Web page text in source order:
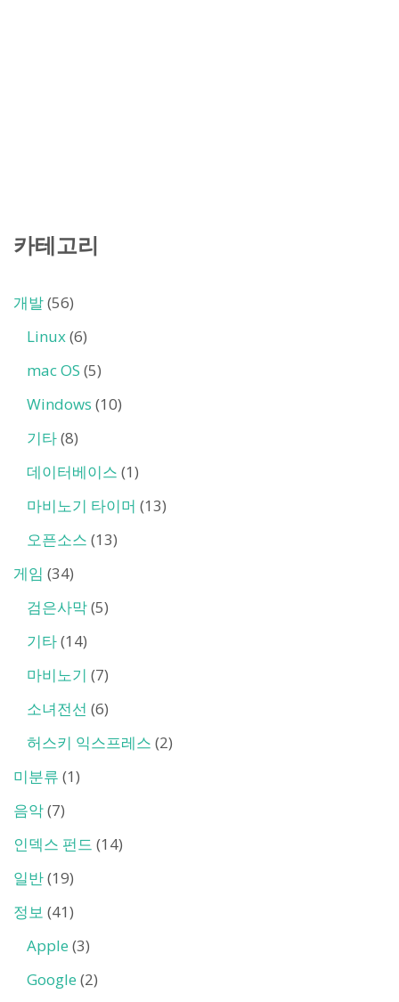
카테고리
개발(56)
Linux(6)
mac OS (5)
Windows (10)
기타(8)
데이터베이스 (1)
마비노기 타이머 (13)
오픈소스 (13)
게임 (34)
검은사막(5)
기타(14)
마비노기 (7)
소녀전선 (6)
허스키 익스프레스 (2)
미분류 (1)
음악(7)
인덱스 펀드 (14)
일반(19)
정보 (41)
Apple (3)
Google (2)